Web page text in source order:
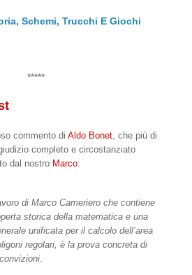
Schemi, Trucchi E Giochi
*****
commento di Aldo Bonet , che più di
completo e circostanziato
dal nostro Marco:
di Marco Cameriero che contiene
storica della matematica e una
unificata per il calcolo dell’area
regolari, è la prova concreta di